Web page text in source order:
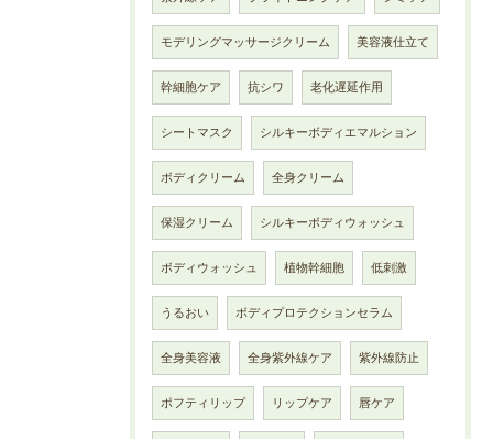
モデリングマッサージクリーム 美容液仕立て
幹細胞ケア 抗シワ 老化遅延作用
シートマスク シルキーボディエマルション
ボディクリーム 全身クリーム
保湿クリーム シルキーボディウォッシュ
ボディウォッシュ 植物幹細胞 低刺激
うるおい ボディプロテクションセラム
全身美容液 全身紫外線ケア 紫外線防止
ポフティリップ リップケア 唇ケア